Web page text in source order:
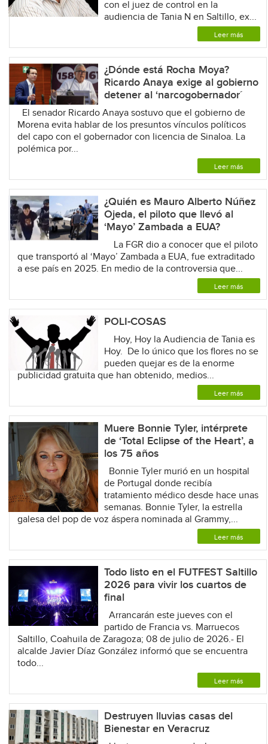
con el juez de control en la
audiencia de Tania N en Saltillo, ex...
Leer más
¿Dónde está Rocha Moya?
Ricardo Anaya exige al gobierno
detener al ‘narcogobernador´
El senador Ricardo Anaya sostuvo que el gobierno de
Morena evita hablar de los presuntos vínculos políticos
del capo con el gobernador con licencia de Sinaloa. La
polémica por...
Leer más
¿Quién es Mauro Alberto Núñez
Ojeda, el piloto que llevó al
‘Mayo’ Zambada a EUA?
La FGR dio a conocer que el piloto
que transportó al ‘Mayo’ Zambada a EUA, fue extraditado
a ese país en 2025. En medio de la controversia que...
Leer más
POLI-COSAS
Hoy, Hoy la Audiencia de Tania es
Hoy. De lo único que los flores no se
pueden quejar es de la enorme
publicidad gratuita que han obtenido, medios...
Leer más
Muere Bonnie Tyler, intérprete
de ‘Total Eclipse of the Heart’, a
los 75 años
Bonnie Tyler murió en un hospital
de Portugal donde recibía
tratamiento médico desde hace unas
semanas. Bonnie Tyler, la estrella
galesa del pop de voz áspera nominada al Grammy,...
Leer más
Todo listo en el FUTFEST Saltillo
2026 para vivir los cuartos de
final
Arrancarán este jueves con el
partido de Francia vs. Marruecos
Saltillo, Coahuila de Zaragoza; 08 de julio de 2026.- El
alcalde Javier Díaz González informó que se encuentra
todo...
Leer más
Destruyen lluvias casas del
Bienestar en Veracruz